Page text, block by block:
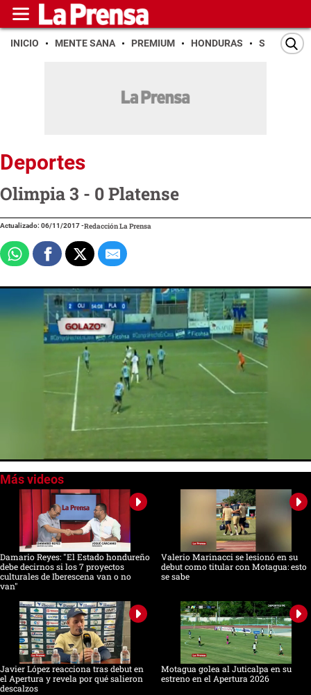
INICIO MENTE SANA PREMIUM HONDURAS SAN PEDRO
Deportes
Olimpia 3 - 0 Platense
Actualizado: 06/11/2017-Redacción La Prensa
of
minute,
seconds
Damario Reyes: "El Estado hondureño
debe decirnos si los 7 proyectos
culturales de Iberescena van o no
van"
Valerio Marinacci se lesionó en su
debut como titular con Motagua: esto
se sabe
Javier López reacciona tras debut en
el Apertura y revela por qué salieron
descalzos
Motagua golea al Juticalpa en su
estreno en el Apertura 2026